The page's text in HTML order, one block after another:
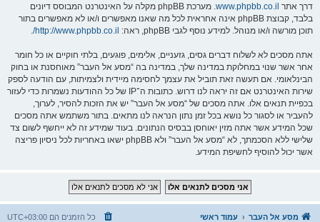
דרך אתר www.phpbb.co.il
. מערכת phpBB מקלה על האינטרנט המבוסס דיונים
בלבד, קבוצת phpBB אינה אחראית לכל מה שאנו מאפשרים ו/או לא מאפשרים בתור
תוכן מורשה ו/או מנוהל. למידע נוסף לגבי phpBB, ראה:
http://www.phpbb.co.il/
.
אתה מסכים לא לשלוח דברים גסים, גזעניים, אלימים, פוגעים, בלתי חוקיים או כל חומר
אחר אשר שנוי במחלוקת במדינה שלך, במדינה בה “מסע אל העבר” מאוחסנת או בחוק
הבינלאומי. אם תעשה זאת תוביל את עצמך לחסימה מיידית ולצמיתות, עם הודעה לספק
שירות האינטרנט אם זה יראה לנו דרוש. כתובות ה־IP של כל ההודעות נשמרות כדי לעזור
בכפיית תנאים אלו. אתה מסכים של “מסע אל העבר” יש את הזכות להסיר, לערוך,
להעביר או לסגור כל נושא בכל זמן נתון הנראה לנו מתאים. בתור משתמש אתה מסכים
שכל המידע אשר אתה מזין יאוחסן בבסיס הנתונים. בעוד שמידע זה לא ייחשף לשום צד
שלישי ללא הסכמתך, לא “מסע אל העבר” ולא phpBB ישאו באחריות לכל ניסיון פריצה
אשר יכול להוסיף לחשיפת המידע.
מסע אל העבר עמוד ראשי כל הזמנים הם UTC+03:00